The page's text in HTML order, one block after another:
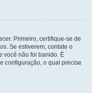
Primeiro, certifique-se de
Se estiverem, contate o
você não foi banido. É
configuração, o qual precise